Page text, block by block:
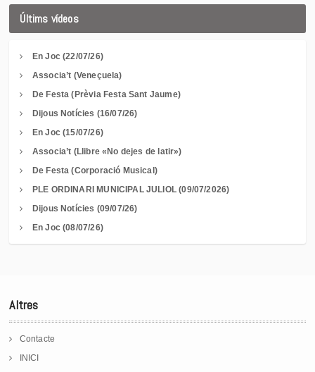
Últims vídeos
En Joc (22/07/26)
Associa’t (Veneçuela)
De Festa (Prèvia Festa Sant Jaume)
Dijous Notícies (16/07/26)
En Joc (15/07/26)
Associa’t (Llibre «No dejes de latir»)
De Festa (Corporació Musical)
PLE ORDINARI MUNICIPAL JULIOL (09/07/2026)
Dijous Notícies (09/07/26)
En Joc (08/07/26)
Altres
Contacte
INICI